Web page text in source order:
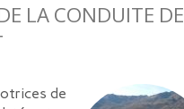
LA CONDUITE DE
de